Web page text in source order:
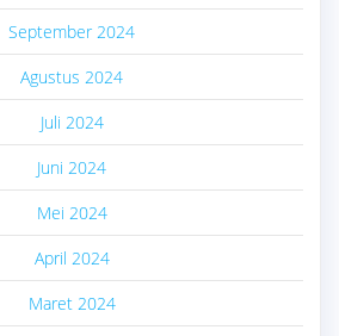
September 2024
Agustus 2024
Juli 2024
Juni 2024
Mei 2024
April 2024
Maret 2024